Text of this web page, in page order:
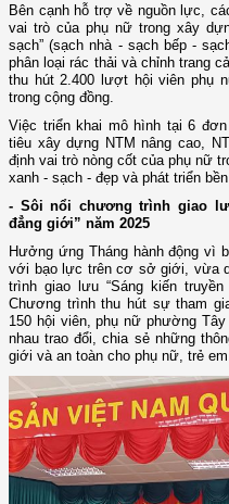
Bên cạnh hỗ trợ về nguồn lực,
vai trò của phụ nữ trong xây
sạch” (sạch nhà - sạch bếp -
phân loại rác thải và chỉnh trang
thu hút 2.400 lượt hội viên phụ
trong cộng đồng.
Việc triển khai mô hình tại 6
tiêu xây dựng NTM nâng cao,
định vai trò nòng cốt của phụ nữ
xanh - sạch - đẹp và phát triển
- Sôi nổi chương trình giao
đẳng giới” năm 2025
Hưởng ứng Tháng hành động vì
với bạo lực trên cơ sở giới, vừa
trình giao lưu “Sáng kiến
Chương trình thu hút sự tham
150 hội viên, phụ nữ phường
nhau trao đổi, chia sẻ những
giới và an toàn cho phụ nữ, trẻ em